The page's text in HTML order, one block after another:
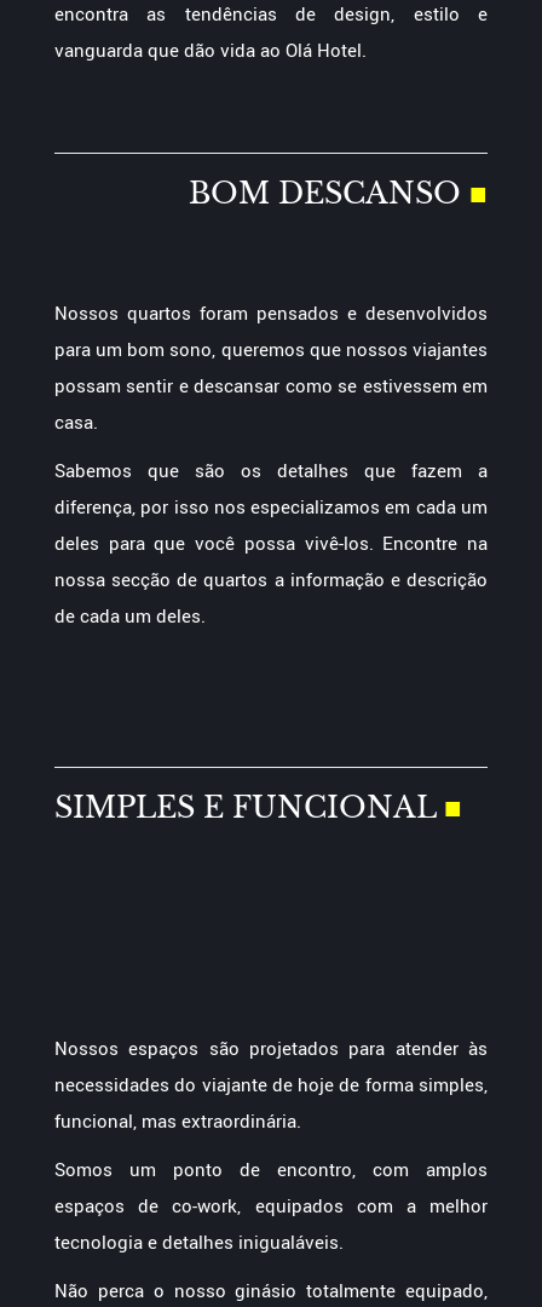
encontra as tendências de design, estilo e
vanguarda que dão vida ao Olá Hotel.
BOM DESCANSO ■
Nossos quartos foram pensados ​​e desenvolvidos
para um bom sono, queremos que nossos viajantes
possam sentir e descansar como se estivessem em
casa.
Sabemos que são os detalhes que fazem a
diferença, por isso nos especializamos em cada um
deles para que você possa vivê-los. Encontre na
nossa secção de quartos a informação e descrição
de cada um deles.
SIMPLES E FUNCIONAL ■
Nossos espaços são projetados para atender às
necessidades do viajante de hoje de forma simples,
funcional, mas extraordinária.
Somos um ponto de encontro, com amplos
espaços de co-work, equipados com a melhor
tecnologia e detalhes inigualáveis.
Não perca o nosso ginásio totalmente equipado,